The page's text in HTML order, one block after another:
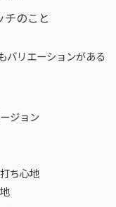
チのこと
バリエーションがある
ジョン
ち心地